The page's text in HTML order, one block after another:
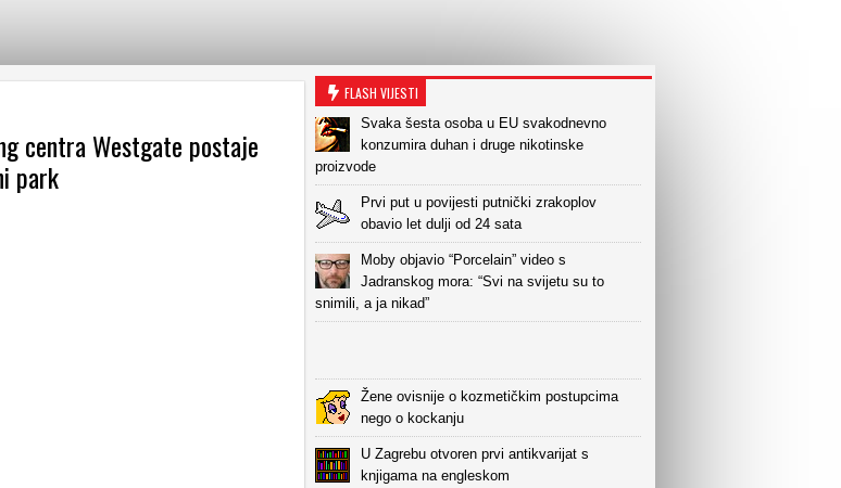
centra Westgate postaje
park
FLASH VIJESTI
Svaka šesta osoba u EU svakodnevno
konzumira duhan i druge nikotinske
proizvode
Prvi put u povijesti putnički zrakoplov
obavio let dulji od 24 sata
Moby objavio “Porcelain” video s
Jadranskog mora: “Svi na svijetu su to
snimili, a ja nikad”
Žene ovisnije o kozmetičkim postupcima
nego o kockanju
U Zagrebu otvoren prvi antikvarijat s
knjigama na engleskom